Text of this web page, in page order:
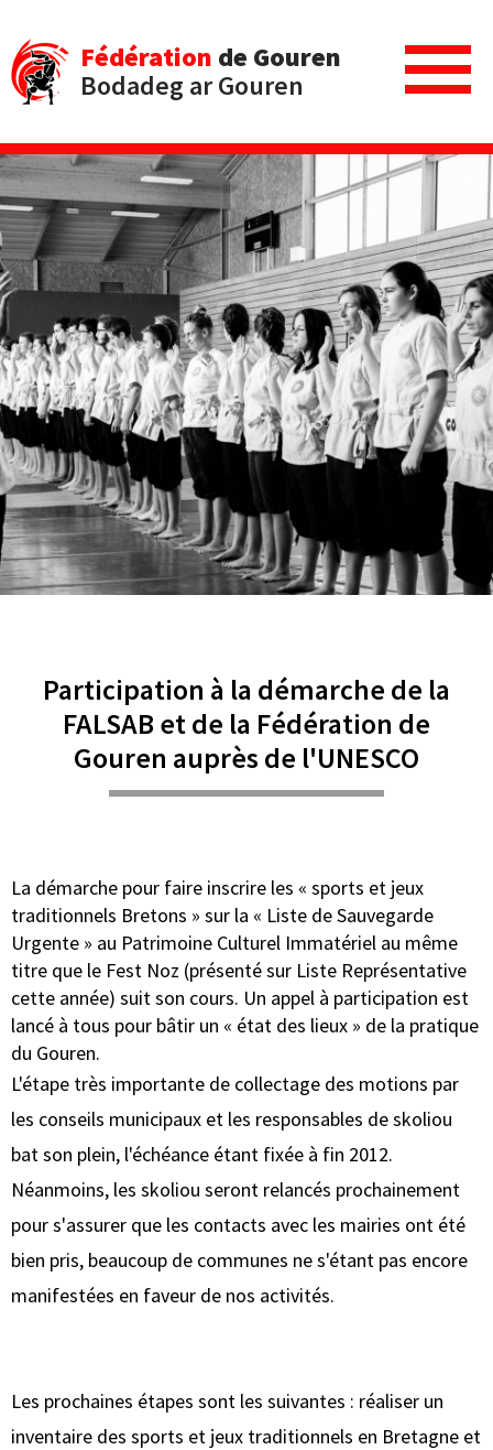
Fédération de Gouren
Bodadeg ar Gouren
Participation à la démarche de la
FALSAB et de la Fédération de
Gouren auprès de l'UNESCO
La démarche pour faire inscrire les « sports et jeux
traditionnels Bretons » sur la « Liste de Sauvegarde
Urgente » au Patrimoine Culturel Immatériel au même
titre que le Fest Noz (présenté sur Liste Représentative
cette année) suit son cours. Un appel à participation est
lancé à tous pour bâtir un « état des lieux » de la pratique
du Gouren.
L'étape très importante de collectage des motions par
les conseils municipaux et les responsables de skoliou
bat son plein, l'échéance étant fixée à fin 2012.
Néanmoins, les skoliou seront relancés prochainement
pour s'assurer que les contacts avec les mairies ont été
bien pris, beaucoup de communes ne s'étant pas encore
manifestées en faveur de nos activités.
Les prochaines étapes sont les suivantes : réaliser un
inventaire des sports et jeux traditionnels en Bretagne et